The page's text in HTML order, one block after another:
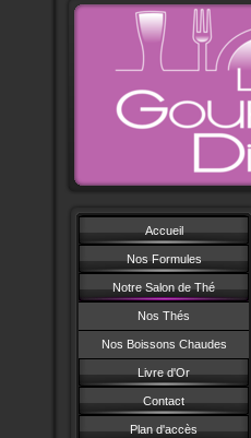
Accueil
Nos Formules
Notre Salon de Thé
Nos Thés
Nos Boissons Chaudes
Livre d'Or
Contact
Plan d'accès